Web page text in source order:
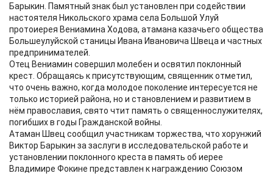
Барыкин. Памятный знак был установлен при содействии
настоятеля Никольского храма села Большой Улуй
протоиерея Вениамина Ходова, атамана казачьего общества
Большеулуйской станицы Ивана Ивановича Швеца и частных
предпринимателей.
Отец Вениамин совершил молебен и освятил поклонный
крест. Обращаясь к присутствующим, священник отметил,
что очень важно, когда молодое поколение интересуется не
только историей района, но и становлением и развитием в
нём православия, свято чтит память о священнослужителях,
погибших в годы Гражданской войны.
Атаман Швец сообщил участникам торжества, что хорунжий
Виктор Барыкин за заслуги в исследовательской работе и
установлении поклонного креста в память об иерее
Владимире Фокине представлен к награждению Союзом